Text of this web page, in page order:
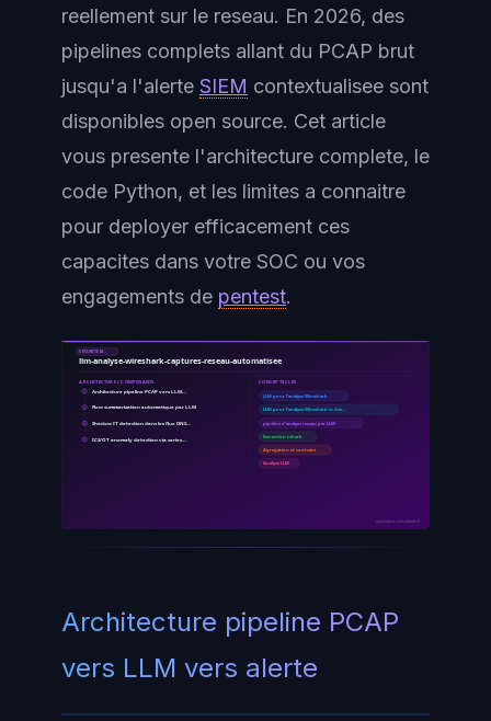
reellement sur le reseau. En 2026, des
pipelines complets allant du PCAP brut
jusqu'a l'alerte SIEM contextualisee sont
disponibles open source. Cet article
vous presente l'architecture complete, le
code Python, et les limites a connaitre
pour deployer efficacement ces
capacites dans votre SOC ou vos
engagements de pentest.
SÉCURITÉ IA
llm-analyse-wireshark-captures-reseau-automatisee
ARCHITECTURE / COMPOSANTS
Architecture pipeline PCAP vers LLM…
Flow summarization automatique par LLM
Shadow IT detection dans les flux DNS…
ICS/OT anomaly detection via series…
CONCEPTS CLÉS
LLM pour l'analyse Wireshark
LLM pour l'analyse Wireshark et des…
pipeline d'analyse reseau par LLM
Extraction tshark
Agregation et contexte
Analyse LLM
ayinedjimi-consultants.fr
Architecture pipeline PCAP
vers LLM vers alerte